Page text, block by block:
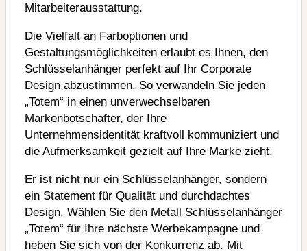
Mitarbeiterausstattung.
Die Vielfalt an Farboptionen und
Gestaltungsmöglichkeiten erlaubt es Ihnen, den
Schlüsselanhänger perfekt auf Ihr Corporate
Design abzustimmen. So verwandeln Sie jeden
„Totem“ in einen unverwechselbaren
Markenbotschafter, der Ihre
Unternehmensidentität kraftvoll kommuniziert und
die Aufmerksamkeit gezielt auf Ihre Marke zieht.
Er ist nicht nur ein Schlüsselanhänger, sondern
ein Statement für Qualität und durchdachtes
Design. Wählen Sie den Metall Schlüsselanhänger
„Totem“ für Ihre nächste Werbekampagne und
heben Sie sich von der Konkurrenz ab. Mit